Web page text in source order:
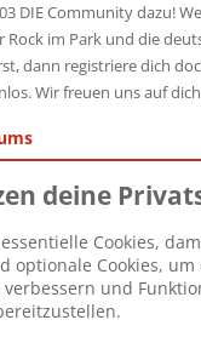
DIE Community dazu!
im Park und die
dann registriere dich
Wir freuen uns auf
deine
Cookies,
optionale Cookies, um
und